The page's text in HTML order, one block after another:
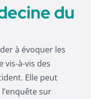
du
à évoquer les
vis-à-vis des
Elle peut
sur